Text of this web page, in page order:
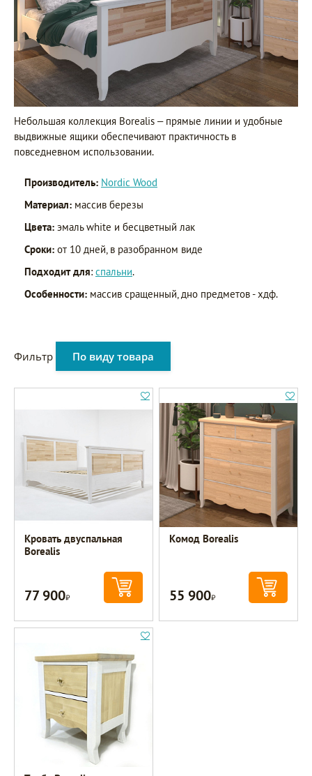
Небольшая коллекция Borealis – прямые линии и удобные
выдвижные ящики обеспечивают практичность в
повседневном использовании.
Производитель: Nordic Wood
Материал: массив березы
Цвета: эмаль white и бесцветный лак
Сроки: от 10 дней, в разобранном виде
Подходит для: спальни.
Особенности: массив сращенный, дно предметов - хдф.
Фильтр По виду товара
Кровать двуспальная
Borealis
77 900Р
Комод Borealis
55 900Р